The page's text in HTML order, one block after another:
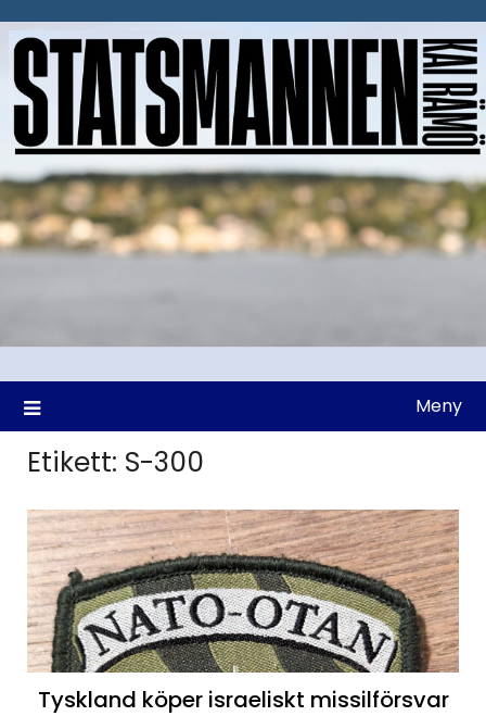
till
Meny
Etikett: S-300
Tyskland köper israeliskt missilförsvar